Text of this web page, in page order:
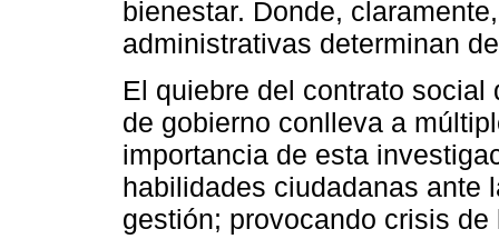
bienestar. Donde,
administrativas determinan
El quiebre del contrato
de gobierno conlleva a
importancia de esta
habilidades ciudadanas ante
gestión; provocando crisis